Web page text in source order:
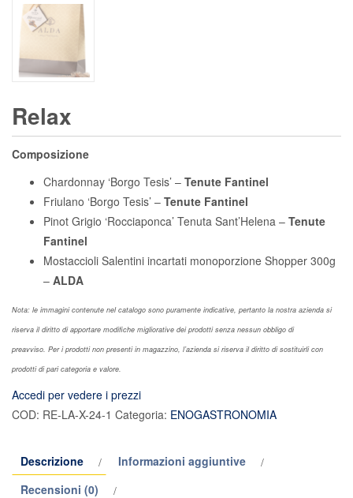
Relax
Composizione
Chardonnay ‘Borgo Tesis’ – Tenute Fantinel
Friulano ‘Borgo Tesis’ – Tenute Fantinel
Pinot Grigio ‘Rocciaponca’ Tenuta Sant’Helena – Tenute
Fantinel
Mostaccioli Salentini incartati monoporzione Shopper 300g
– ALDA
Nota: le immagini contenute nel catalogo sono puramente indicative, pertanto la nostra azienda si
riserva il diritto di apportare modifiche migliorative dei prodotti senza nessun obbligo di
preavviso. Per i prodotti non presenti in magazzino, l’azienda si riserva il diritto di sostituirli con
prodotti di pari categoria e valore.
Accedi per vedere i prezzi
COD: RE-LA-X-24-1 Categoria: ENOGASTRONOMIA
Descrizione
Informazioni aggiuntive
Recensioni (0)